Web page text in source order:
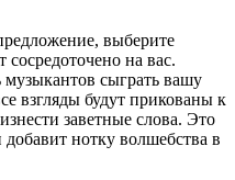
выберите
сосредоточено на вас.
сыграть вашу
взгляды будут прикованы к
заветные слова. Это
нотку волшебства в